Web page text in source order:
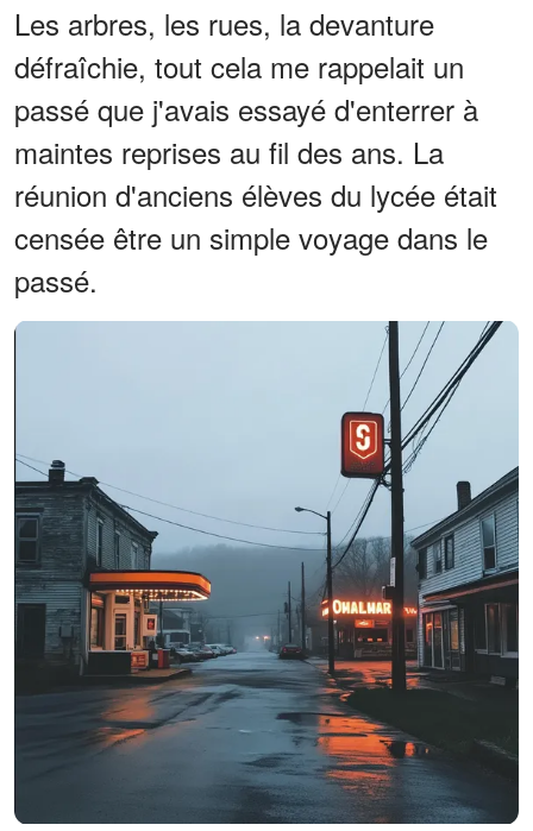
Les arbres, les rues, la devanture
défraîchie, tout cela me rappelait un
passé que j'avais essayé d'enterrer à
maintes reprises au fil des ans. La
réunion d'anciens élèves du lycée était
censée être un simple voyage dans le
passé.